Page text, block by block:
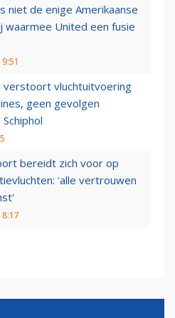
niet de enige Amerikaanse
waarmee United een fusie
verstoort vluchtuitvoering
geen gevolgen
bereidt zich voor op
'alle vertrouwen